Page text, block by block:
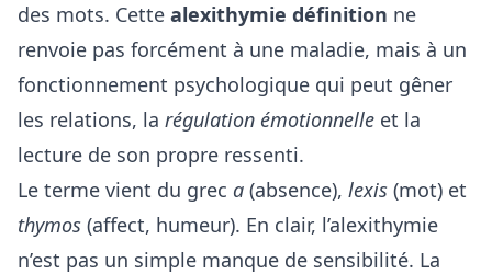
des mots. Cette alexithymie définition ne
renvoie pas forcément à une maladie, mais à un
fonctionnement psychologique qui peut gêner
les relations, la régulation émotionnelle et la
lecture de son propre ressenti.
Le terme vient du grec a (absence), lexis (mot) et
thymos (affect, humeur). En clair, l’alexithymie
n’est pas un simple manque de sensibilité. La